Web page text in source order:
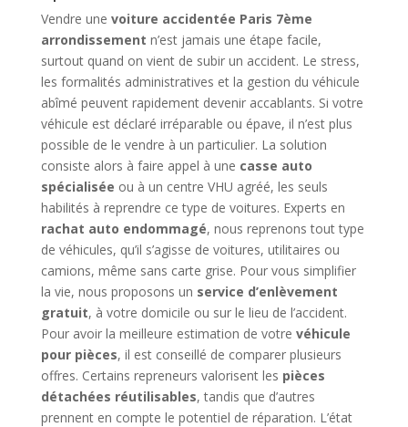
Vendre une voiture accidentée Paris 7ème
arrondissement n’est jamais une étape facile,
surtout quand on vient de subir un accident. Le stress,
les formalités administratives et la gestion du véhicule
abîmé peuvent rapidement devenir accablants. Si votre
véhicule est déclaré irréparable ou épave, il n’est plus
possible de le vendre à un particulier. La solution
consiste alors à faire appel à une casse auto
spécialisée ou à un centre VHU agréé, les seuls
habilités à reprendre ce type de voitures. Experts en
rachat auto endommagé, nous reprenons tout type
de véhicules, qu’il s’agisse de voitures, utilitaires ou
camions, même sans carte grise. Pour vous simplifier
la vie, nous proposons un service d’enlèvement
gratuit, à votre domicile ou sur le lieu de l’accident.
Pour avoir la meilleure estimation de votre véhicule
pour pièces, il est conseillé de comparer plusieurs
offres. Certains repreneurs valorisent les pièces
détachées réutilisables, tandis que d’autres
prennent en compte le potentiel de réparation. L’état